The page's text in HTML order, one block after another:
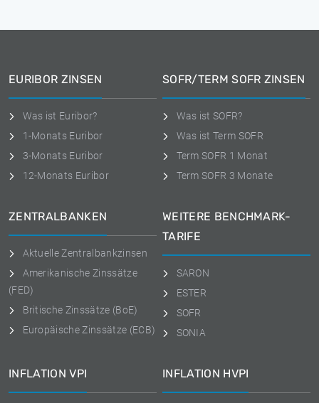
EURIBOR ZINSEN
Was ist Euribor?
1-Monats Euribor
3-Monats Euribor
12-Monats Euribor
SOFR/TERM SOFR ZINSEN
Was ist SOFR?
Was ist Term SOFR
Term SOFR 1 Monat
Term SOFR 3 Monate
ZENTRALBANKEN
Aktuelle Zentralbankzinsen
Amerikanische Zinssätze
(FED)
Britische Zinssätze (BoE)
Europäische Zinssätze (ECB)
WEITERE BENCHMARK-
TARIFE
SARON
ESTER
SOFR
SONIA
INFLATION VPI INFLATION HVPI